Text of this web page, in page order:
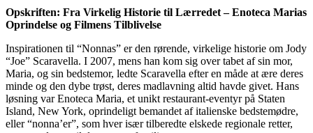
Opskriften: Fra Virkelig Historie til Lærredet – Enoteca Marias
Oprindelse og Filmens Tilblivelse
Inspirationen til “Nonnas” er den rørende, virkelige historie om Jody
“Joe” Scaravella. I 2007, mens han kom sig over tabet af sin mor,
Maria, og sin bedstemor, ledte Scaravella efter en måde at ære deres
minde og den dybe trøst, deres madlavning altid havde givet. Hans
løsning var Enoteca Maria, et unikt restaurant-eventyr på Staten
Island, New York, oprindeligt bemandet af italienske bedstemødre,
eller “nonna’er”, som hver især tilberedte elskede regionale retter,